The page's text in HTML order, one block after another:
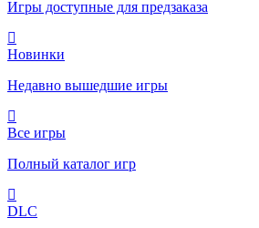
Игры доступные для предзаказа
Новинки
Недавно вышедшие игры
Все игры
Полный каталог игр
DLC